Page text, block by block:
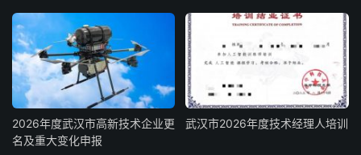
2026年度武汉市高新技术企业更
名及重大变化申报
武汉市2026年度技术经理人培训